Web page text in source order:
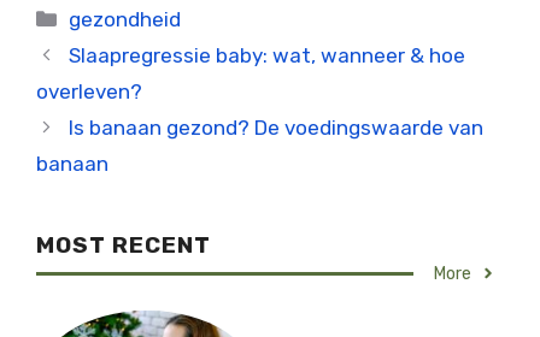
Categorieën
gezondheid
Slaapregressie baby: wat, wanneer & hoe
overleven?
Is banaan gezond? De voedingswaarde van
banaan
MOST RECENT
More